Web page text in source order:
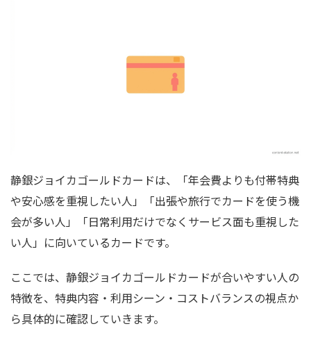
静銀ジョイカゴールドカードは、「年会費よりも付帯特典
や安心感を重視したい人」「出張や旅行でカードを使う機
会が多い人」「日常利用だけでなくサービス面も重視した
い人」に向いているカードです。
ここでは、静銀ジョイカゴールドカードが合いやすい人の
特徴を、特典内容・利用シーン・コストバランスの視点か
ら具体的に確認していきます。